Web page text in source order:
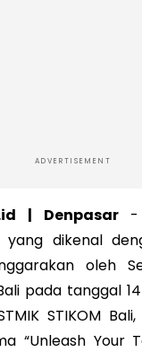
ADVERTISEMENT
| Denpasar-
dikenal
oleh
pada tanggal
STIKOM
“Unleash Your